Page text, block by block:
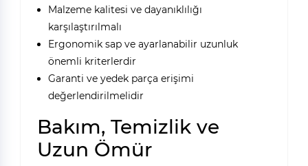
Malzeme kalitesi ve dayanıklılığı
karşılaştırılmalı
Ergonomik sap ve ayarlanabilir uzunluk
önemli kriterlerdir
Garanti ve yedek parça erişimi
değerlendirilmelidir
Bakım, Temizlik ve
Uzun Ömür